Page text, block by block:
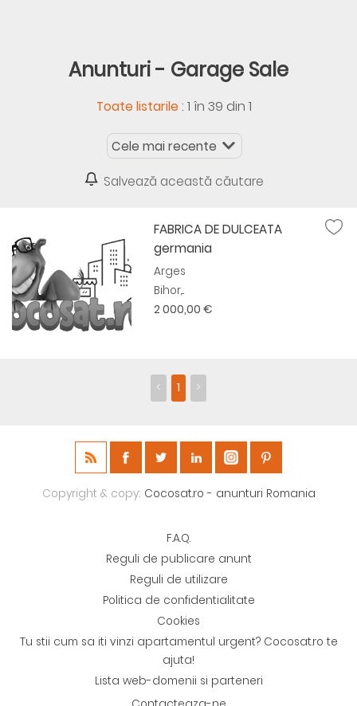
Anunturi - Garage Sale
Toate listarile :1 în 39 din 1
Salvează această căutare
FABRICA DE DULCEATA
germania
Arges
Bihor,...
2 000,00 €
< 1 >
Copyright & copy; Cocosat.ro - anunturi Romania
F.A.Q.
Reguli de publicare anunt
Reguli de utilizare
Politica de confidentialitate
Cookies
Tu stii cum sa iti vinzi apartamentul urgent? Cocosat.ro te
ajuta!
Lista web-domenii si parteneri